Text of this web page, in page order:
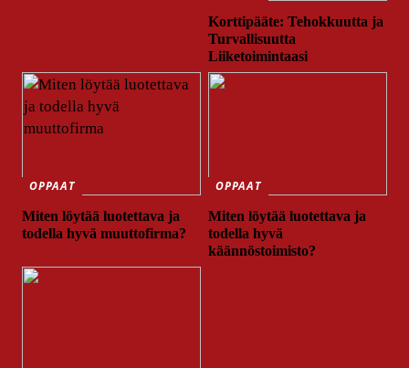
Korttipääte: Tehokkuutta ja
Turvallisuutta
Liiketoimintaasi
OPPAAT
Miten löytää luotettava ja
todella hyvä muuttofirma?
OPPAAT
Miten löytää luotettava ja
todella hyvä
käännöstoimisto?